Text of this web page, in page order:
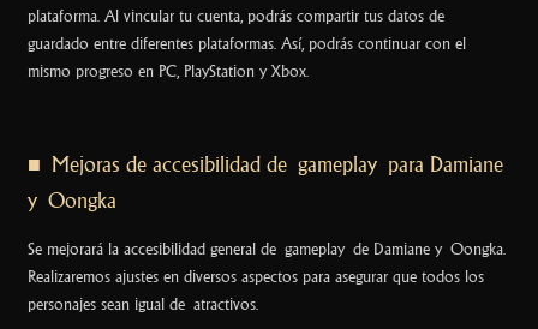
plataforma. Al vincular tu cuenta, podrás compartir tus datos de
guardado entre diferentes plataformas. Así, podrás continuar con el
mismo progreso en PC, PlayStation y Xbox.
■ Mejoras de accesibilidad de gameplay para Damiane
y Oongka
Se mejorará la accesibilidad general de gameplay de Damiane y Oongka.
Realizaremos ajustes en diversos aspectos para asegurar que todos los
personajes sean igual de atractivos.